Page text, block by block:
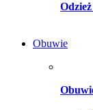
Obuwie